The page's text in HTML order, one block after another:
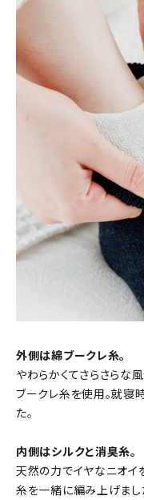
外側は綿ブークレ糸。
やわらかくてさらさらな
ブークレ糸を使用。就寝
た。
内側はシルクと消臭糸。
天然の力でイヤなニオイ
糸を一緒に編み上げまし